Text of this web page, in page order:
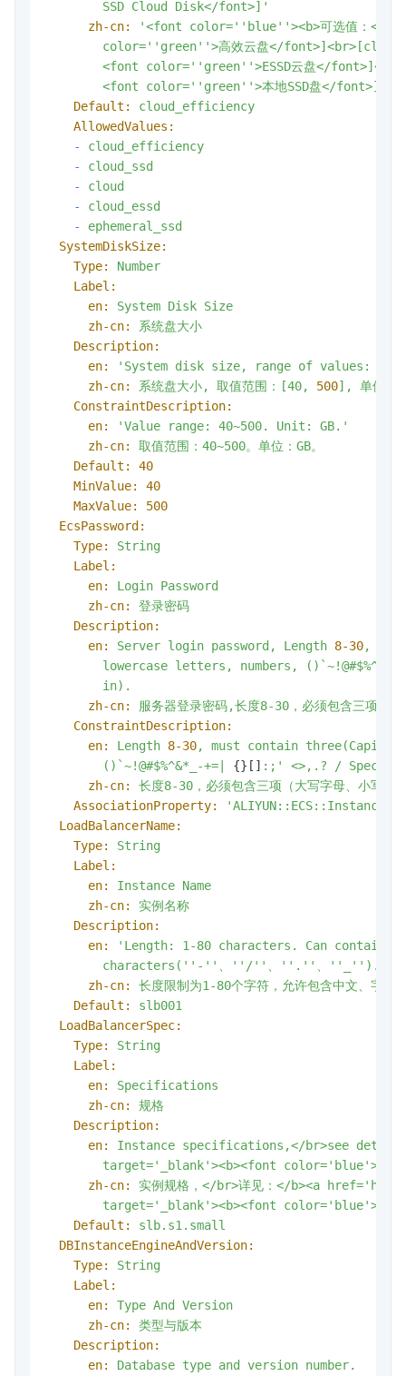
        SSD Cloud Disk</font>]'
zh-cn:
'<font color=' 'blue' '><b>可选值：</
        color='
'green' '>高效云盘</
        <font color='
'green' '>ESSD云盘</
        <font color='
'green' '>本地SSD盘</font>]'
Default:
cloud_efficiency
AllowedValues:
-
cloud_efficiency
-
cloud_ssd
-
cloud
-
cloud_essd
-
ephemeral_ssd
SystemDiskSize:
Type:
Number
Label:
en:
System Disk Size
zh-cn:
系统盘大小
Description:
en:
'System disk size, range of values:
zh-cn:
系统盘大小, 取值范围：[40, 500],
单位：
ConstraintDescription:
en:
'Value range: 40~500. Unit: GB.'
zh-cn:
取值范围：40~500。单位：GB。
Default:
40
MinValue:
40
MaxValue:
500
EcsPassword:
Type:
String
Label:
en:
Login Password
zh-cn:
登录密码
Description:
en:
Server login password, Length 8-30,
lowercase letters, numbers,
in).
zh-cn:
服务器登录密码,长度8-30，必须包含三项（
ConstraintDescription:
en:
Length 8-30, must contain three(Capital
()`~!@#$%^&*_-+=|
{}[] :;' <>,.? / Special
zh-cn:
长度8-30，必须包含三项（大写字母、小写字
AssociationProperty:
LoadBalancerName:
Type:
String
Label:
en:
Instance Name
zh-cn:
实例名称
Description:
en:
'Length: 1-80 characters. Can contain
        characters('
'-' '、' '/' '、' '.' '、' '_' ').'
zh-cn:
长度限制为1-80个字符，允许包含中文、
Default:
slb001
LoadBalancerSpec:
Type:
String
Label:
en:
Specifications
zh-cn:
规格
Description:
en:
Instance specifications,</br>see detail
target='_blank'><b><font
zh-cn:
实例规格，</br>详见：</b><a
target='_blank'><b><font
color='blue'>性能
Default:
slb.s1.small
DBInstanceEngineAndVersion:
Type:
String
Label:
en:
Type And
Version
zh-cn:
类型与版本
Description:
en:
Database type and version number.